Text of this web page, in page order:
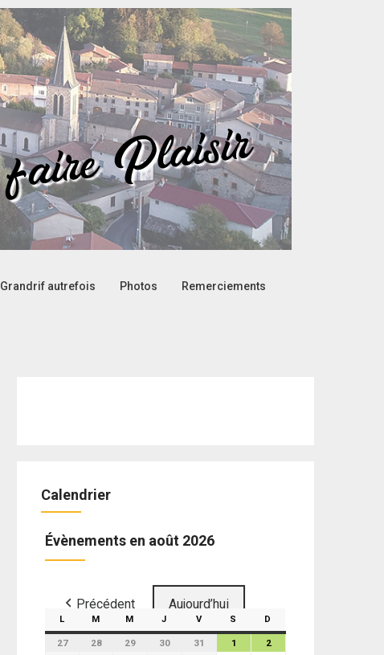
Grandrif autrefois Photos Remerciements
Calendrier
Évènements en août 2026
Précédent Aujourd’hui
L M M J V S D
27 28 29 30 31 1
2